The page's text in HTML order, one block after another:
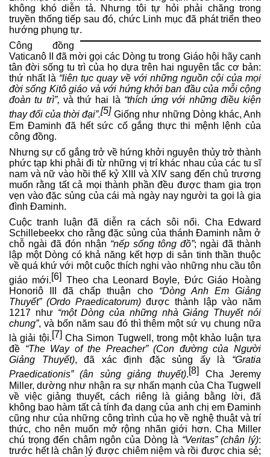
không khó diễn tả. Nhưng tôi tự hỏi phải chăng trong
truyền thống tiếp sau đó, chức Linh mục đã phát triển theo
hướng phụng tự.
Công đồng
Vaticanô II đã mời gọi các Dòng tu trong Giáo hội hãy canh
tân đời sống tu trì của họ dựa trên hai nguyên tắc cơ bản:
thứ nhất là “liên tục quay về với những nguồn cội của mọi
đời sống Kitô giáo và với hứng khởi ban đầu của mỗi cộng
đoàn tu trì”, và thứ hai là “thích ứng với những điều kiện
thay đổi của thời đại”.[5] Giống như những Dòng khác, Anh
Em Đaminh đã hết sức cố gắng thực thi mệnh lệnh của
công đồng.
Nhưng sự cố gắng trở về hứng khởi nguyên thủy trở thành
phức tạp khi phải đi từ những vị trí khác nhau của các tu sĩ
nam và nữ vào hồi thế kỷ XIII và XIV sang đến chủ trương
muốn rằng tất cả mọi thành phần đều được tham gia trọn
vẹn vào đặc sủng của cái mà ngày nay người ta gọi là gia
đình Đaminh.
Cuộc tranh luận đã diễn ra cách sôi nổi. Cha Edward
Schillebeekx cho rằng đặc sủng của thánh Đaminh nằm ở
chỗ ngài đã đón nhận “nếp sống tông đồ”; ngài đã thành
lập một Dòng có khả năng kết hợp di sản tinh thần thuộc
về quá khứ với một cuộc thích nghi vào những nhu cầu tôn
giáo mới.[6] Theo cha Leonard Boyle, Đức Giáo Hoàng
Honoriô III đã chấp thuận cho “Dòng Anh Em Giảng
Thuyết” (Ordo Praedicatorum) được thành lập vào năm
1217 như “một Dòng của những nhà Giảng Thuyết nói
chung”, và bốn năm sau đó thì thêm một sứ vụ chung nữa
là giải tội.[7]Cha Simon Tugwell, trong một khảo luận tựa
đề “The Way of the Preacher” (Con đường của Người
Giảng Thuyết), đã xác định đặc sủng ấy là “Gratia
Praedicationis” (ân sủng giảng thuyết).[8]
Cha Jeremy
Miller, dường như nhận ra sự nhấn mạnh của Cha Tugwell
về việc giảng thuyết, cách riêng là giảng bằng lời, đã
không bao hàm tất cả tính đa dạng của anh chị em Đaminh
cũng như của những công trình của họ về nghệ thuật và trí
thức, cho nên muốn mở rộng nhãn giới hơn. Cha Miller
chú trọng đến châm ngôn của Dòng là “Veritas” (chân lý):
trước hết là chân lý được chiêm niệm và rồi được chia sẻ;